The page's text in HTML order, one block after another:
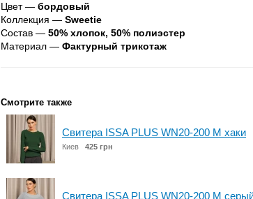
Цвет — бордовый
Коллекция — Sweetie
Состав — 50% хлопок, 50% полиэстер
Материал — Фактурный трикотаж
Смотрите также
Свитера ISSA PLUS WN20-200 M хаки
Киев 425 грн
Свитера ISSA PLUS WN20-200 M